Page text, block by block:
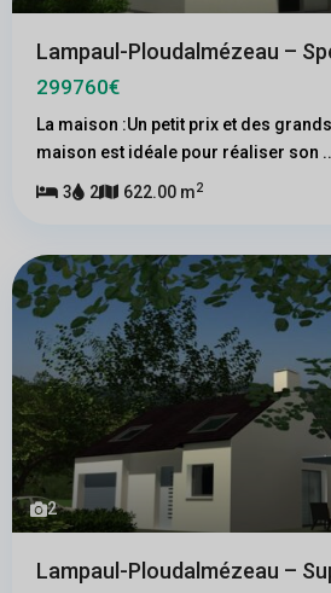
Lampaul-Ploudalmézeau –
299760€
La maison :Un petit prix et des
maison est idéale pour réaliser son
3 2 622.00 m2
2
Lampaul-Ploudalmézeau –